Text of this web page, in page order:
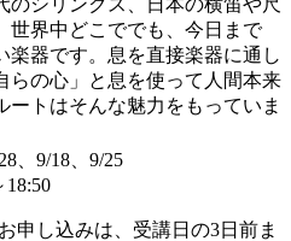
世界中どこででも、今日まで
楽器です。息を直接楽器に通し
らの心」と息を使って人間本来
トはそんな魅力をもっていま
、9/18、9/25
18:50
申し込みは、受講日の3日前ま